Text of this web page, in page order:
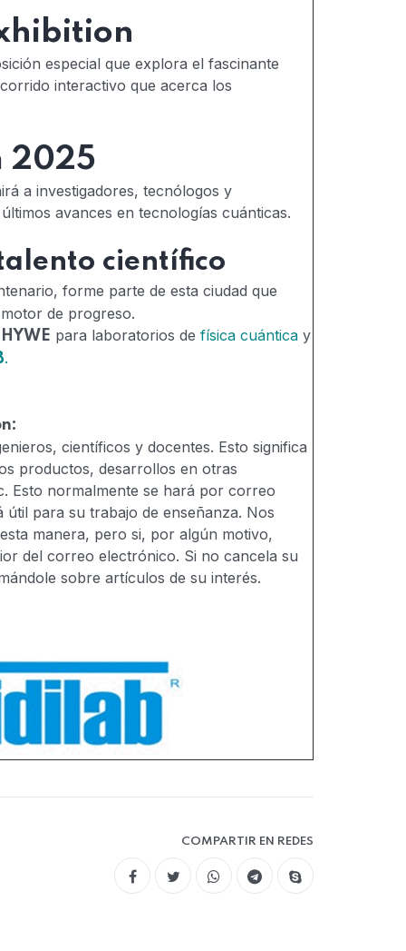
especial que explora el fascinante
interactivo que acerca los
2025
a investigadores, tecnólogos y
avances en tecnologías cuánticas.
científico
forme parte de esta ciudad que
de progreso.
para laboratorios de física cuántica y
.
científicos y docentes. Esto significa
productos, desarrollos en otras
Esto normalmente se hará por correo
para su trabajo de enseñanza. Nos
manera, pero si, por algún motivo,
del correo electrónico. Si no cancela su
sobre artículos de su interés.
COMPARTIR EN REDES